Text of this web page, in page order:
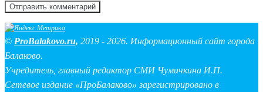
© ProBalakovo.ru, 2019 - 2026. Информационный сайт города
Балаково.
Учредитель, главный редактор СМИ Чумичкина И.П.
Сетевое издание «ПроБалаково» зарегистрировано в